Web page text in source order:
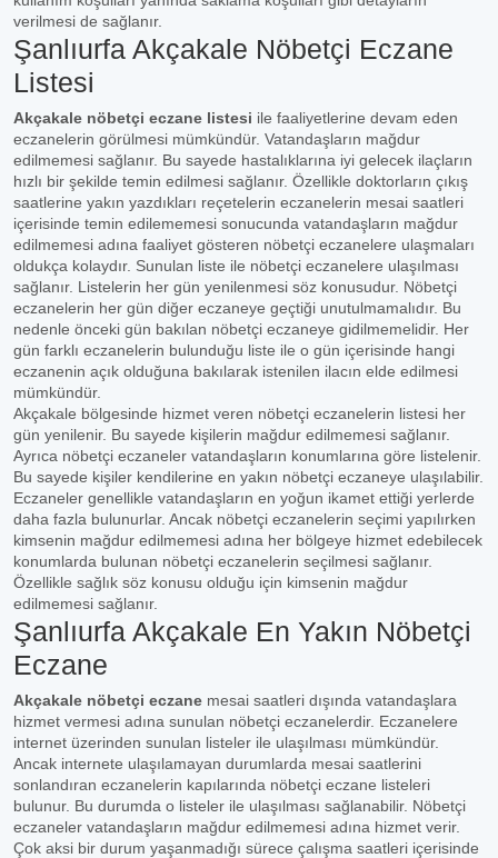
verilmesi de sağlanır.
Şanlıurfa Akçakale Nöbetçi Eczane
Listesi
Akçakale nöbetçi eczane listesi ile faaliyetlerine devam eden
eczanelerin görülmesi mümkündür. Vatandaşların mağdur
edilmemesi sağlanır. Bu sayede hastalıklarına iyi gelecek ilaçların
hızlı bir şekilde temin edilmesi sağlanır. Özellikle doktorların çıkış
saatlerine yakın yazdıkları reçetelerin eczanelerin mesai saatleri
içerisinde temin edilememesi sonucunda vatandaşların mağdur
edilmemesi adına faaliyet gösteren nöbetçi eczanelere ulaşmaları
oldukça kolaydır. Sunulan liste ile nöbetçi eczanelere ulaşılması
sağlanır. Listelerin her gün yenilenmesi söz konusudur. Nöbetçi
eczanelerin her gün diğer eczaneye geçtiği unutulmamalıdır. Bu
nedenle önceki gün bakılan nöbetçi eczaneye gidilmemelidir. Her
gün farklı eczanelerin bulunduğu liste ile o gün içerisinde hangi
eczanenin açık olduğuna bakılarak istenilen ilacın elde edilmesi
mümkündür.
Akçakale bölgesinde hizmet veren nöbetçi eczanelerin listesi her
gün yenilenir. Bu sayede kişilerin mağdur edilmemesi sağlanır.
Ayrıca nöbetçi eczaneler vatandaşların konumlarına göre listelenir.
Bu sayede kişiler kendilerine en yakın nöbetçi eczaneye ulaşılabilir.
Eczaneler genellikle vatandaşların en yoğun ikamet ettiği yerlerde
daha fazla bulunurlar. Ancak nöbetçi eczanelerin seçimi yapılırken
kimsenin mağdur edilmemesi adına her bölgeye hizmet edebilecek
konumlarda bulunan nöbetçi eczanelerin seçilmesi sağlanır.
Özellikle sağlık söz konusu olduğu için kimsenin mağdur
edilmemesi sağlanır.
Şanlıurfa Akçakale En Yakın Nöbetçi
Eczane
Akçakale nöbetçi eczane mesai saatleri dışında vatandaşlara
hizmet vermesi adına sunulan nöbetçi eczanelerdir. Eczanelere
internet üzerinden sunulan listeler ile ulaşılması mümkündür.
Ancak internete ulaşılamayan durumlarda mesai saatlerini
sonlandıran eczanelerin kapılarında nöbetçi eczane listeleri
bulunur. Bu durumda o listeler ile ulaşılması sağlanabilir. Nöbetçi
eczaneler vatandaşların mağdur edilmemesi adına hizmet verir.
Çok aksi bir durum yaşanmadığı sürece çalışma saatleri içerisinde